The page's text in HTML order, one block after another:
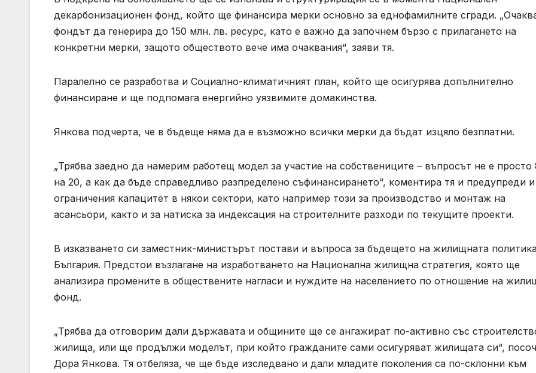
декарбонизационен фонд, който ще финансира мерки основно за еднофамилните сгради.
фондът да генерира до 150 млн. лв. ресурс, като е важно да започнем бързо с прилагането на
конкретни мерки, защото обществото вече има очаквания“, заяви тя.
Паралелно се разработва и Социално-климатичният план, който ще осигурява допълнително
финансиране и ще подпомага енергийно уязвимите домакинства.
Янкова подчерта, че в бъдеще няма да е възможно всички мерки да бъдат изцяло безплатни.
„Трябва заедно да намерим работещ модел за участие на собствениците – въпросът не е просто
на 20, а как да бъде справедливо разпределено съфинансирането“, коментира тя и предупреди и
ограничения капацитет в някои сектори, като например този за производство и монтаж на
асансьори, както и за натиска за индексация на строителните разходи по текущите проекти.
В изказването си заместник-министърът постави и въпроса за бъдещето на жилищната
България. Предстои възлагане на изработването на Национална жилищна стратегия, която ще
анализира промените в обществените нагласи и нуждите на населението по отношение на
фонд.
„Трябва да отговорим дали държавата и общините ще се ангажират по-активно със
жилища, или ще продължи моделът, при който гражданите сами осигуряват жилищата си“,
Дора Янкова. Тя отбеляза, че ще бъде изследвано и дали младите поколения са по-склонни към